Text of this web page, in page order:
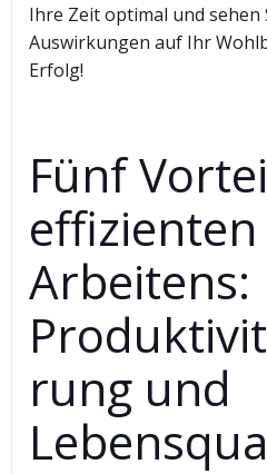
Ihre Zeit optimal und sehen
Auswirkungen auf Ihr
Erfolg!
Fünf
effizienten
Arbeitens:
rung und